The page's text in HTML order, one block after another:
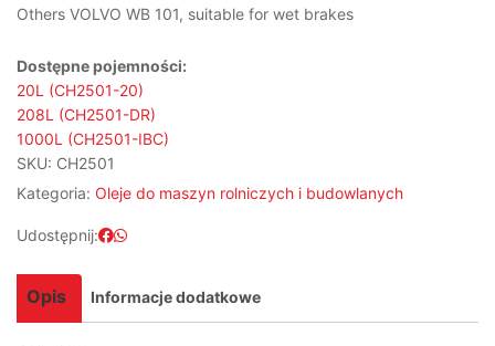
Others VOLVO WB 101, suitable for wet brakes
Dostępne pojemności:
20L (CH2501-20)
208L (CH2501-DR)
1000L (CH2501-IBC)
SKU: CH2501
Kategoria: Oleje do maszyn rolniczych i budowlanych
Udostępnij:
Opis Informacje dodatkowe